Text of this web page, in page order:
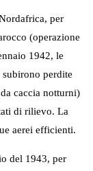
per
(operazione
1942, le
perdite
caccia notturni)
di rilievo. La
aerei efficienti.
del 1943, per